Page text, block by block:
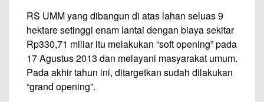
RS UMM yang dibangun di atas lahan seluas 9
hektare setinggi enam lantai dengan biaya sekitar
Rp330,71 miliar itu melakukan “soft opening” pada
17 Agustus 2013 dan melayani masyarakat umum.
Pada akhir tahun ini, ditargetkan sudah dilakukan
“grand opening”.